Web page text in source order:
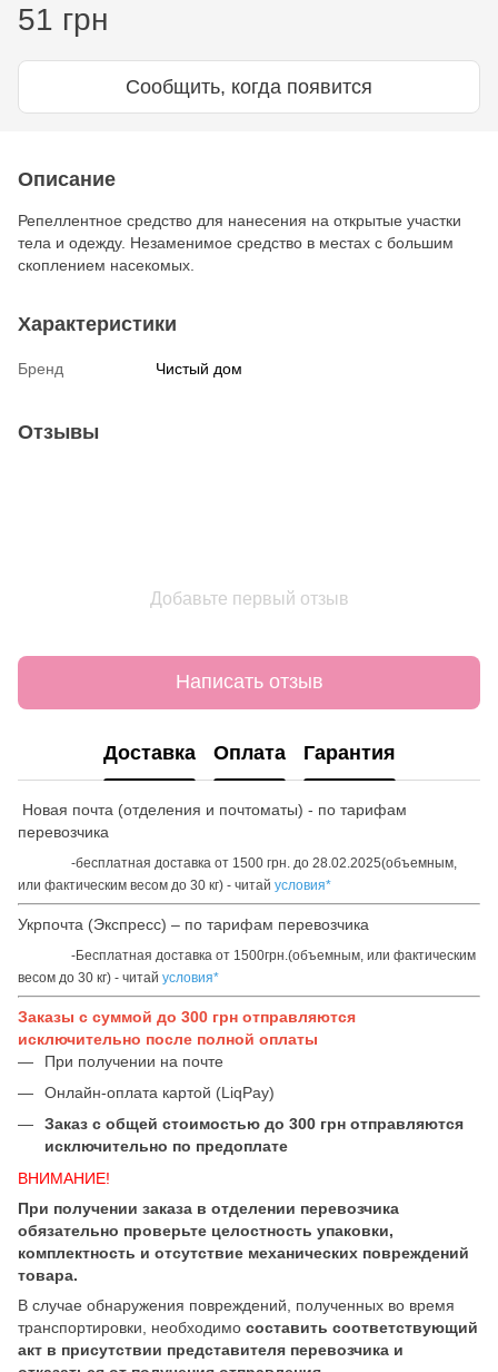
51 грн
Сообщить, когда появится
Описание
Репеллентное средство для нанесения на открытые участки
тела и одежду. Незаменимое средство в местах с большим
скоплением насекомых.
Характеристики
Бренд Чистый дом
Отзывы
Добавьте первый отзыв
Написать отзыв
Доставка Оплата Гарантия
Новая почта (отделения и почтоматы) - по тарифам
перевозчика
-бесплатная доставка от 1500 грн. до 28.02.2025(объемным,
или фактическим весом до 30 кг) - читай условия*
Укрпочта (Экспресс) – по тарифам перевозчика
-Бесплатная доставка от 1500грн.(объемным, или фактическим
весом до 30 кг) - читай условия*
Заказы с суммой до 300 грн отправляются
исключительно после полной оплаты
При получении на почте
Онлайн-оплата картой (LiqPay)
Заказ с общей стоимостью до 300 грн отправляются
исключительно по предоплате
ВНИМАНИЕ!
При получении заказа в отделении перевозчика
обязательно проверьте целостность упаковки,
комплектность и отсутствие механических повреждений
товара.
В случае обнаружения повреждений, полученных во время
транспортировки, необходимо составить соответствующий
акт в присутствии представителя перевозчика и